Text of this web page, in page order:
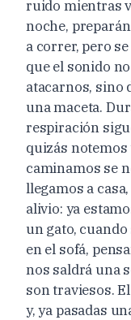
ruido mientras
noche,
a correr, pero
que el sonido
atacarnos, sino
una maceta.
respiración
quizás
caminamos se
llegamos a
alivio: ya
un gato,
en el sofá,
nos saldrá una
son traviesos.
y, ya pasadas